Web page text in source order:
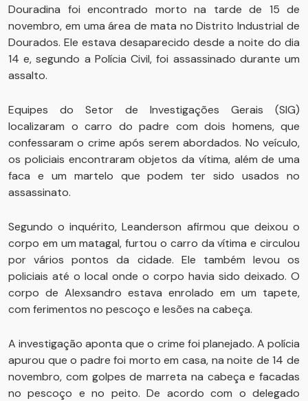
Douradina foi encontrado morto na tarde de 15 de
novembro, em uma área de mata no Distrito Industrial de
Dourados. Ele estava desaparecido desde a noite do dia
14 e, segundo a Polícia Civil, foi assassinado durante um
assalto.
Equipes do Setor de Investigações Gerais (SIG)
localizaram o carro do padre com dois homens, que
confessaram o crime após serem abordados. No veículo,
os policiais encontraram objetos da vítima, além de uma
faca e um martelo que podem ter sido usados no
assassinato.
Segundo o inquérito, Leanderson afirmou que deixou o
corpo em um matagal, furtou o carro da vítima e circulou
por vários pontos da cidade. Ele também levou os
policiais até o local onde o corpo havia sido deixado. O
corpo de Alexsandro estava enrolado em um tapete,
com ferimentos no pescoço e lesões na cabeça.
A investigação aponta que o crime foi planejado. A polícia
apurou que o padre foi morto em casa, na noite de 14 de
novembro, com golpes de marreta na cabeça e facadas
no pescoço e no peito. De acordo com o delegado